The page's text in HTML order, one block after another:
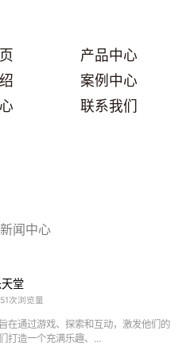
产品中心
案例中心
联系我们
新闻中心
堂
次浏览量
在通过游戏、探索和互动，激发他们的
打造一个充满乐趣、...